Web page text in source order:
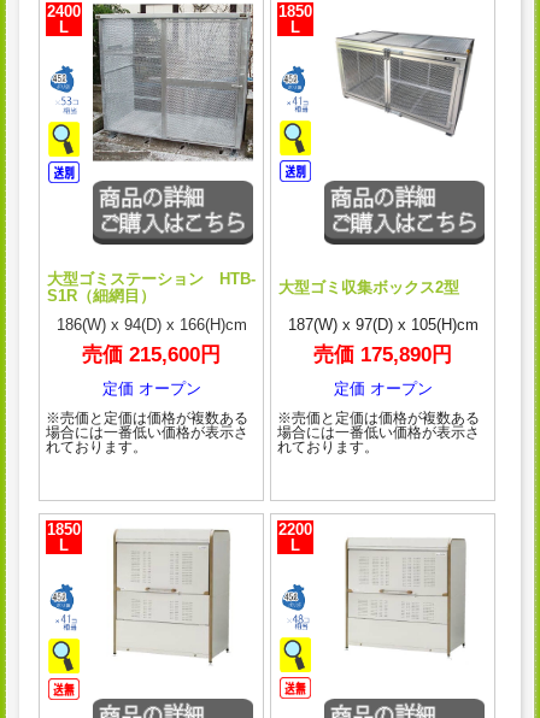
2400
L
大型ゴミステーション HTB-
S1R（細網目）
186(W) x 94(D) x 166(H)cm
売価 215,600円
定価 オープン
※売価と定価は価格が複数ある
場合には一番低い価格が表示さ
れております。
1850
L
大型ゴミ収集ボックス2型
187(W) x 97(D) x 105(H)cm
売価 175,890円
定価 オープン
※売価と定価は価格が複数ある
場合には一番低い価格が表示さ
れております。
1850
L
2200
L